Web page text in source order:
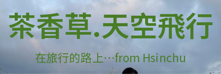
茶香草.天空飛行
在旅行的路上…from Hsinchu